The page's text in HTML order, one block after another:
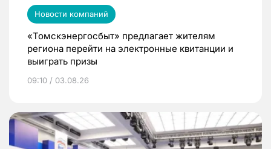
Новости компаний
«Томскэнергосбыт» предлагает жителям
региона перейти на электронные квитанции и
выиграть призы
09:10 / 03.08.26